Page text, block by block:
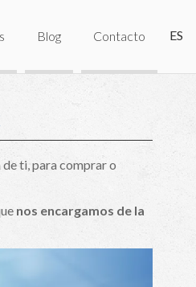
ES
Blog Contacto
ti, para comprar o
nos encargamos de la